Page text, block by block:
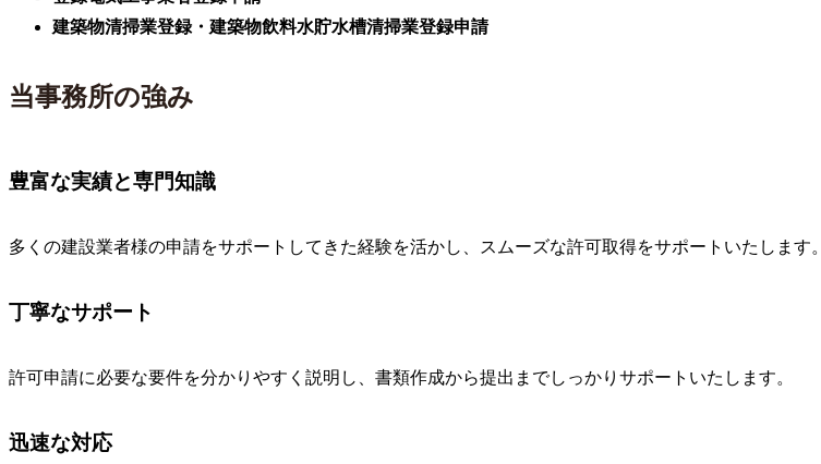
建築物清掃業登録・建築物飲料水貯水槽清掃業登録申請
当事務所の強み
豊富な実績と専門知識
多くの建設業者様の申請をサポートしてきた経験を活かし、スムーズな許可取得をサポートいたします。
丁寧なサポート
許可申請に必要な要件を分かりやすく説明し、書類作成から提出までしっかりサポートいたします。
迅速な対応